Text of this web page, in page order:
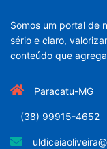
Somos um portal de
sério e claro,
conteúdo que
Paracatu-MG
(38) 99915-4652